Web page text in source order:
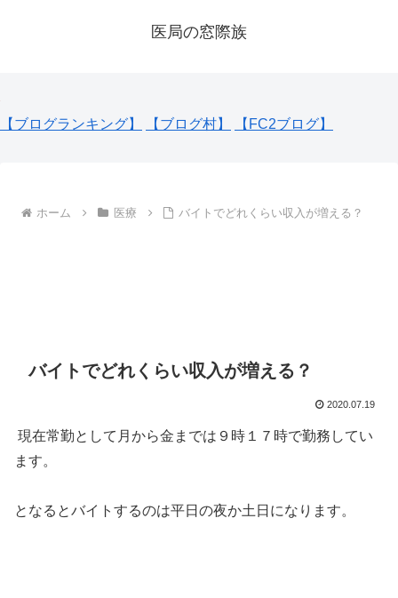
医局の窓際族
【ブログランキング】 【ブログ村】 【FC2ブログ】
ホーム 医療 バイトでどれくらい収入が増える？
バイトでどれくらい収入が増える？
2020.07.19
現在常勤として月から金までは９時１７時で勤務してい
ます。
となるとバイトするのは平日の夜か土日になります。